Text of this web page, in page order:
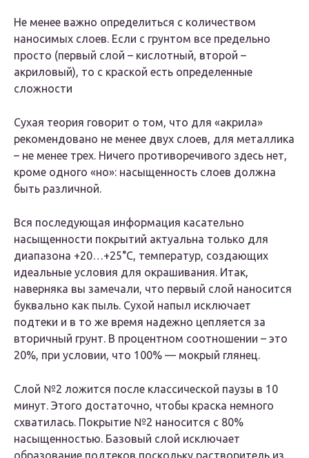
Не менее важно определиться с количеством
наносимых слоев. Если с грунтом все предельно
просто (первый слой – кислотный, второй –
акриловый), то с краской есть определенные
сложности
Сухая теория говорит о том, что для «акрила»
рекомендовано не менее двух слоев, для металлика
– не менее трех. Ничего противоречивого здесь нет,
кроме одного «но»: насыщенность слоев должна
быть различной.
Вся последующая информация касательно
насыщенности покрытий актуальна только для
диапазона +20…+25°C, температур, создающих
идеальные условия для окрашивания. Итак,
наверняка вы замечали, что первый слой наносится
буквально как пыль. Сухой напыл исключает
подтеки и в то же время надежно цепляется за
вторичный грунт. В процентном соотношении – это
20%, при условии, что 100% — мокрый глянец.
Слой №2 ложится после классической паузы в 10
минут. Этого достаточно, чтобы краска немного
схватилась. Покрытие №2 наносится с 80%
насыщенностью. Базовый слой исключает